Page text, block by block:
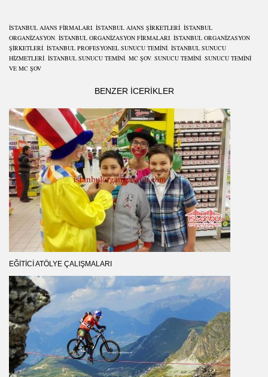
İSTANBUL AJANS FIRMALARI İSTANBUL AJANS ŞIRKETLERI ISTANBUL
ORGANIZASYON İSTANBUL ORGANIZASYON FIRMALARI İSTANBUL ORGANIZASYON
ŞIRKETLERI İSTANBUL PROFESYONEL SUNUCU TEMINI İSTANBUL SUNUCU
HIZMETLERI İSTANBUL SUNUCU TEMINI MC ŞOV, SUNUCU TEMINI SUNUCU TEMINI
VE MC ŞOV
BENZER ICERIKLER
EĞITICI ATÖLYE ÇALIŞMALARI